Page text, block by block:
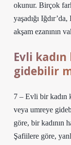
okunur. Birçok
yaşadığı
akşam ezanının
Evli
gidebilir
7 – Evli bir kadın
veya umreye
göre, bir kadının
Şafiilere göre,